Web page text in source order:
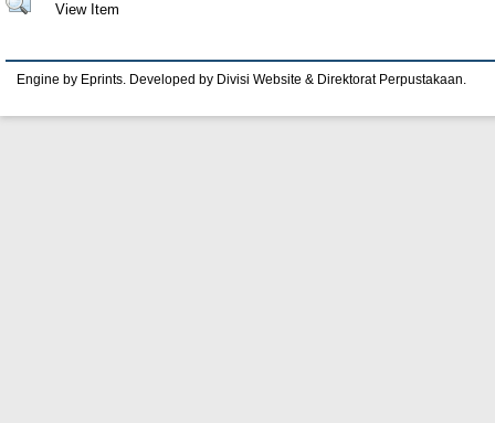
View Item
Engine by Eprints. Developed by Divisi Website & Direktorat Perpustakaan.